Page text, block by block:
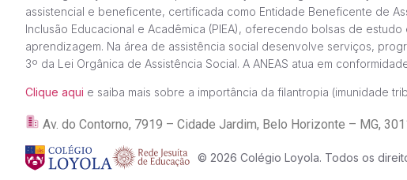
assistencial e beneficente, certificada como Entidade Beneficente de
Inclusão Educacional e Acadêmica (PIEA), oferecendo bolsas de
aprendizagem. Na área de assistência social desenvolve serviços,
3º da Lei Orgânica de Assistência Social. A ANEAS atua em
Clique aqui e saiba mais sobre a importância da filantropia (imunidade
Av. do Contorno, 7919 – Cidade Jardim, Belo Horizonte – MG,
© 2026 Colégio Loyola. Todos os